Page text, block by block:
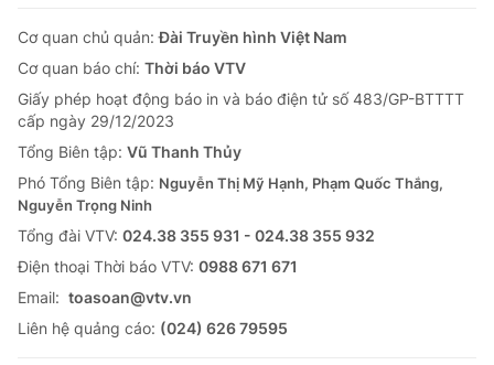
Cơ quan chủ quản:Đài Truyền hình Việt Nam
Cơ quan báo chí: Thời báo VTV
Giấy phép hoạt động báo in và báo điện tử số 483/GP-BTTTT
cấp ngày 29/12/2023
Tổng Biên tập: Vũ Thanh Thủy
Phó Tổng Biên tập: Nguyễn Thị Mỹ Hạnh, Phạm Quốc Thắng,
Nguyễn Trọng Ninh
Tổng đài VTV: 024.38 355 931 - 024.38 355 932
Ðiện thoại Thời báo VTV: 0988 671 671
Email: toasoan@vtv.vn
Liên hệ quảng cáo: (024) 626 79595